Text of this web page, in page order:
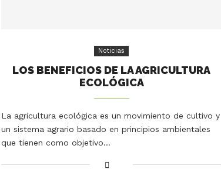
Noticias
LOS BENEFICIOS DE LA AGRICULTURA
ECOLÓGICA
La agricultura ecológica es un movimiento de cultivo y
un sistema agrario basado en principios ambientales
que tienen como objetivo…